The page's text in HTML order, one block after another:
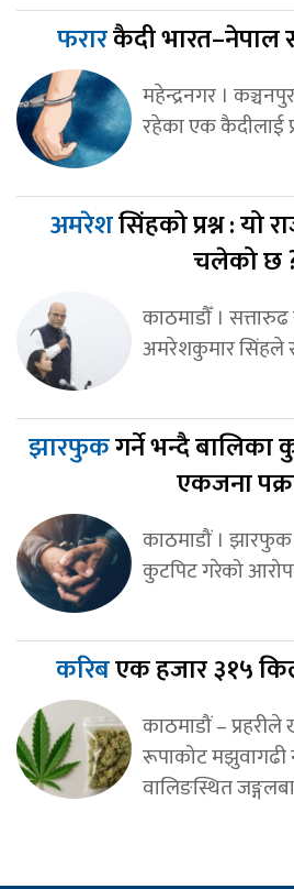
फरारकैदी भारत–नेपाल
महेन्द्रनगर ।
रहेका एक कैदीलाई
अमरेशसिंहको प्रश्न : यो
चलेको छ
काठमाडौँ ।
अमरेशकुमार सिंहले
झारफुकगर्ने भन्दै
एकजना
काठमाडौं । झारफुक
कुटपिट गरेको
करिबएक हजार ३१५
काठमाडौं –
रूपाकोट मझुवागढी
वालिङस्थित